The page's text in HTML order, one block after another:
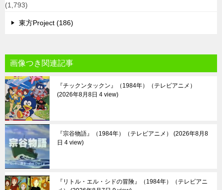
(1,793)
東方Project (186)
画像つき関連記事
『チックンタックン』（1984年）（テレビアニメ）
2026年8月8日 4 view
『宗谷物語』（1984年）（テレビアニメ）
2026年8月8
日 4 view
『リトル・エル・シドの冒険』（1984年）（テレビアニ